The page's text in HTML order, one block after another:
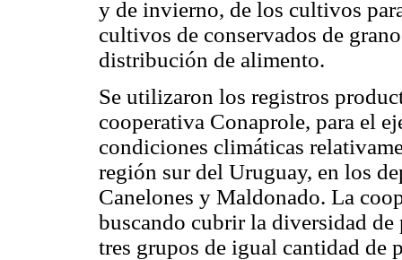
y de invierno, de los cultivos
cultivos de conservados de
distribución de alimento.
Se utilizaron los registros
cooperativa Conaprole, para el
condiciones climáticas
región sur del Uruguay, en los
Canelones y Maldonado. La
buscando cubrir la diversidad
tres grupos de igual cantidad de